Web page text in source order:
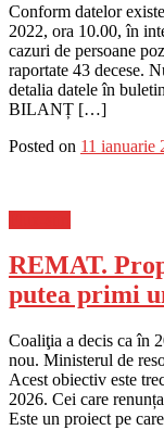
Conform datelor
2022, ora 10.00, în
cazuri de persoane
raportate 43 decese.
detalia datele în
BILANȚ […]
Posted on 11 ianuarie
REMAT.
putea primi
Coaliţia a decis ca în
nou. Ministerul de
Acest obiectiv este
2026. Cei care
Este un proiect pe